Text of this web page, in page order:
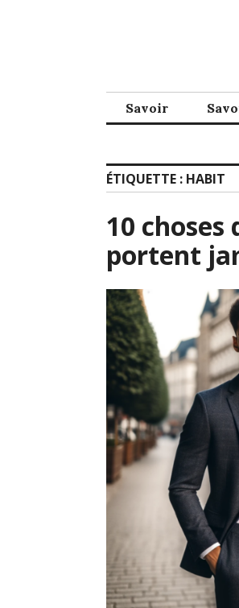
Savoir
ÉTIQUETTE : HABIT
10 choses
portent